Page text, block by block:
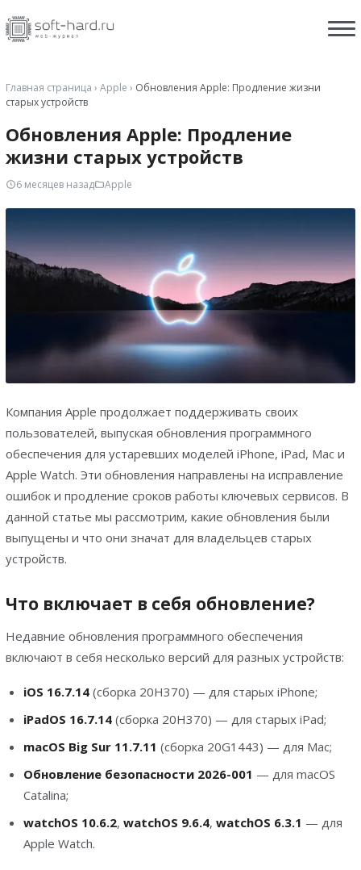
Главная страница › Apple › Обновления Apple: Продление жизни
старых устройств
Обновления Apple: Продление
жизни старых устройств
6 месяцев назад Apple
Компания Apple продолжает поддерживать своих
пользователей, выпуская обновления программного
обеспечения для устаревших моделей iPhone, iPad, Mac и
Apple Watch. Эти обновления направлены на исправление
ошибок и продление сроков работы ключевых сервисов. В
данной статье мы рассмотрим, какие обновления были
выпущены и что они значат для владельцев старых
устройств.
Что включает в себя обновление?
Недавние обновления программного обеспечения
включают в себя несколько версий для разных устройств:
iOS 16.7.14(сборка 20H370) — для старых iPhone;
iPadOS 16.7.14(сборка 20H370) — для старых iPad;
macOS Big Sur 11.7.11 (сборка 20G1443) — для Mac;
Обновление безопасности 2026-001 — для macOS
Catalina;
watchOS 10.6.2, watchOS 9.6.4, watchOS 6.3.1 — для
Apple Watch.